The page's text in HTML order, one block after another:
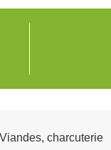
charcuterie